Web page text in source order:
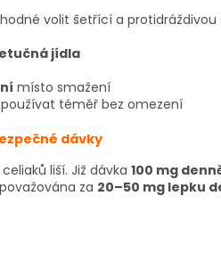
volit šetřící a protidráždivou
jídla
místo smažení
používat téměř bez omezení
dávky
liší. Již dávka 100 mg
za 20–50 mg lepku